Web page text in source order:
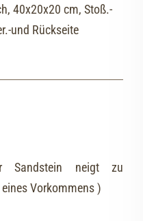
40x20x20 cm, Stoß.-
und Rückseite
Sandstein neigt zu
Vorkommens )